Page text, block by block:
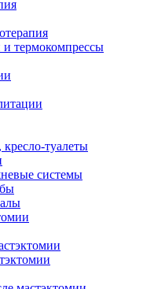
термокомпрессы
туалеты
системы